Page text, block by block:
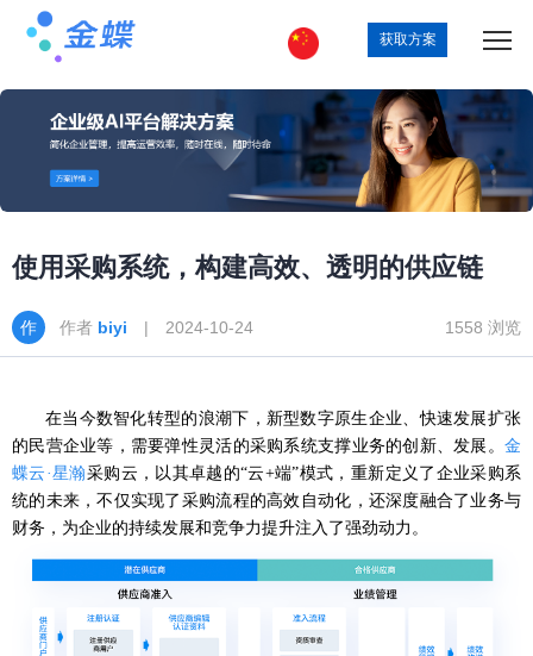
获取方案
使用采购系统，构建高效、透明的供应链
作者 biyi | 2024-10-24 1558 浏览
在当今数智化转型的浪潮下，新型数字原生企业、快速发展扩张
的民营企业等，需要弹性灵活的采购系统支撑业务的创新、发展。金
蝶云 ·星瀚采购云，以其卓越的“云+端”模式，重新定义了企业采购系
统的未来 ，不仅实现了采购流程的高效自动化，还深度融合了业务与
财务，为企业的持续发展和竞争力提升注入了强劲动力。